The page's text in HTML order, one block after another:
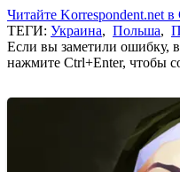
Читайте Korrespondent.net
ТЕГИ: Украина, Польша,
Если вы заметили ошибку,
нажмите Ctrl+Enter, чтобы